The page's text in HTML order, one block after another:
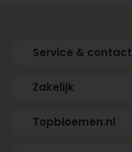
Service & contact
Zakelijk
Topbloemen.nl